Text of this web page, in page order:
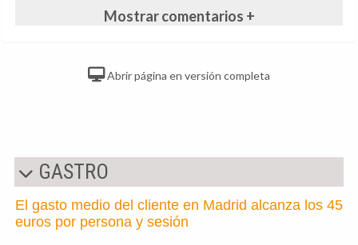
Mostrar comentarios +
Abrir página en versión completa
GASTRO
El gasto medio del cliente en Madrid alcanza los 45
euros por persona y sesión